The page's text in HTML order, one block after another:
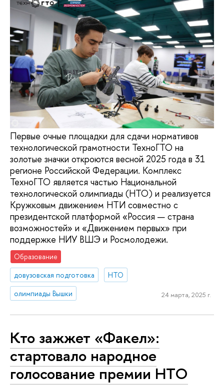
Первые очные площадки для сдачи нормативов
технологической грамотности ТехноГТО на
золотые значки откроются весной 2025 года в 31
регионе Российской Федерации. Комплекс
ТехноГТО является частью Национальной
технологической олимпиады (НТО) и реализуется
Кружковым движением НТИ совместно с
президентской платформой «Россия — страна
возможностей» и «Движением первых» при
поддержке НИУ ВШЭ и Росмолодежи.
Образование
довузовская подготовка
НТО
олимпиады Вышки
24 марта, 2025 г.
Кто зажжет «Факел»:
стартовало народное
голосование премии НТО